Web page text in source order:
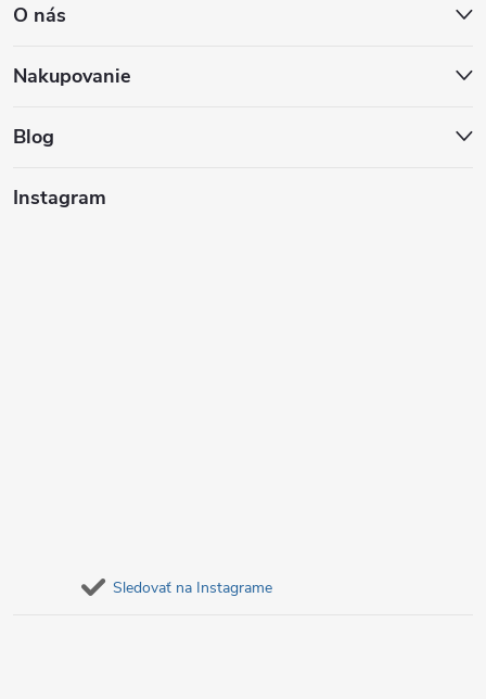
p
ä
O nás
Nakupovanie
Blog
Instagram
Sledovať na Instagrame